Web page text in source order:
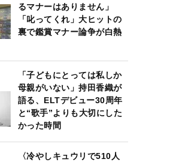
るマナーはありません」
「叱ってくれ」大ヒットの
裏で鑑賞マナー論争が白熱
「子どもにとっては私しか
母親がいない」持田香織が
語る、ELTデビュー30周年
と“歌手”よりも大切にした
かった時間
〈冷やしキュウリで510人